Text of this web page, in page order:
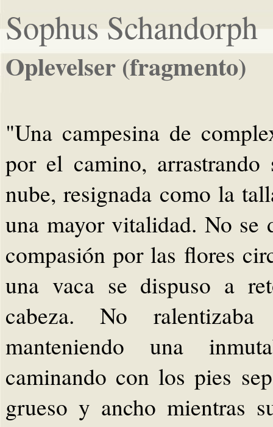
Sophus Schandorph
Oplevelser (fragmento)
"Una campesina de
por el camino, arrastrando
nube, resignada como la
una mayor vitalidad. No se
compasión por las flores
una vaca se dispuso a
cabeza. No
manteniendo una
caminando con los pies
grueso y ancho mientras